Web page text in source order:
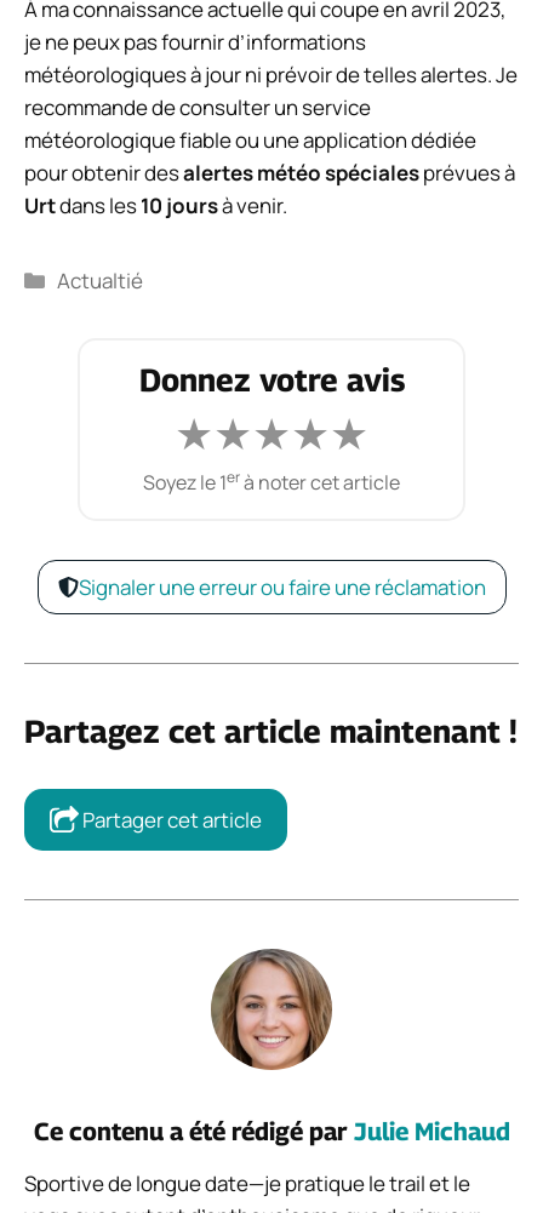
À ma connaissance actuelle qui coupe en avril 2023,
je ne peux pas fournir d’informations
météorologiques à jour ni prévoir de telles alertes. Je
recommande de consulter un service
météorologique fiable ou une application dédiée
pour obtenir desalertes météo spécialesprévues à
Urtdans les10 joursà venir.
Catégories
Actualtié
Donnez votre avis
★★★★★
Soyez le 1erà noter cet article
Signaler une erreur ou faire une réclamation
Partagez cet article maintenant !
Partager cet article
Ce contenu a été rédigé par Julie Michaud
Sportive de longue date—je pratique le trail et le